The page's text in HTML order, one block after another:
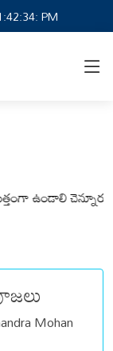
PM
చెన్నూరు
Mohan